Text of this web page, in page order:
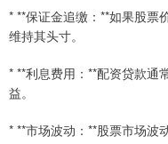
* **保证金追缴：**如果股票
维持其头寸。
* **利息费用：**配资贷款通
益。
* **市场波动：**股票市场波